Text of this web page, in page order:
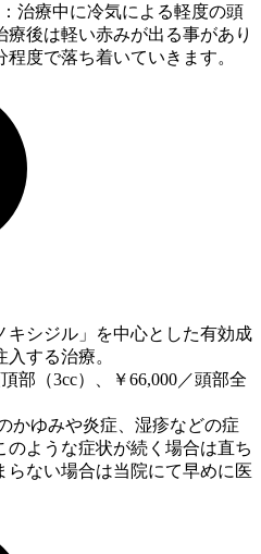
治療中に冷気による軽度の頭
後は軽い赤みが出る事があり
度で落ち着いていきます。
キシジル」を中心とした有効成
する治療。
部（3cc）、￥66,000／頭部全
かゆみや炎症、湿疹などの症
ような症状が続く場合は直ち
らない場合は当院にて早めに医